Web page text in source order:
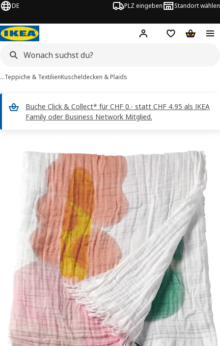
DE PLZ eingeben Standort wählen
Hej! Logge dich ein
Einkaufsliste
…Teppiche & TextilienKuscheldecken & Plaids
Buche Click & Collect* für CHF 0.- statt CHF 4.95 als IKEA
Family oder Business Network Mitglied.
PS 2026 -Bilder